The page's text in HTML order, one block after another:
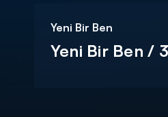
Yeni Bir Ben
Yeni Bir Ben /